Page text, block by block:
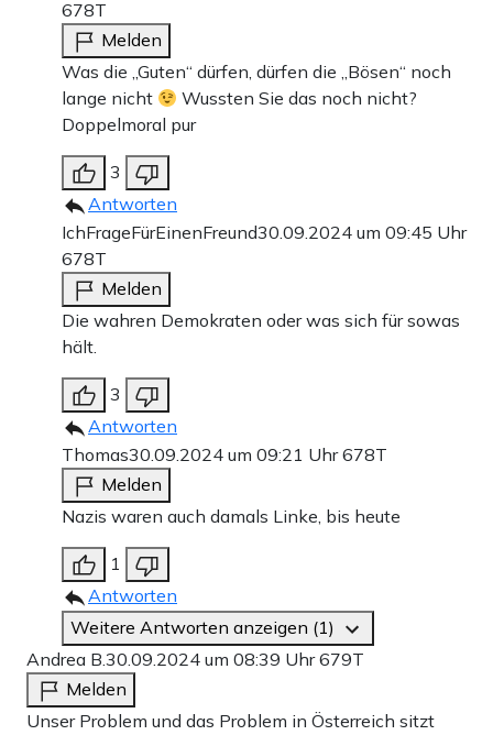
678T
Melden
Was die „Guten“ dürfen, dürfen die „Bösen“ noch
lange nicht
Wussten Sie das noch nicht?
Doppelmoral pur
3
Antworten
IchFrageFürEinenFreund30.09.2024 um 09:45 Uhr
678T
Melden
Die wahren Demokraten oder was sich für sowas
hält.
3
Antworten
Thomas30.09.2024 um 09:21 Uhr678T
Melden
Nazis waren auch damals Linke, bis heute
1
Antworten
Weitere Antworten anzeigen (1)
Andrea B.30.09.2024 um 08:39 Uhr679T
Melden
Unser Problem und das Problem in Österreich sitzt